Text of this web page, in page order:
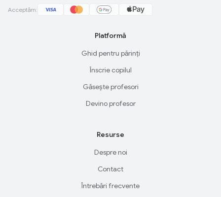
Acceptăm:
Platformă
Ghid pentru părinți
Înscrie copilul
Găsește profesori
Devino profesor
Resurse
Despre noi
Contact
Întrebări frecvente